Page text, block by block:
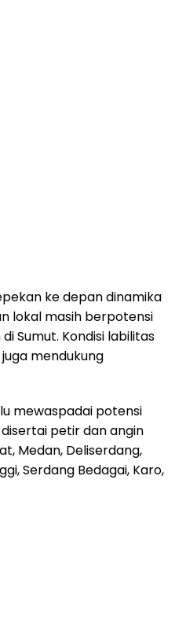
ke depan dinamika
lokal masih berpotensi
Sumut. Kondisi labilitas
mendukung
mewaspadai potensi
petir dan angin
Medan, Deliserdang,
Serdang Bedagai, Karo,